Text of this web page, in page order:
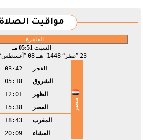
مواقيت الصلاة
السبت 05:51 مـ
23
صفر 1448 هـ 08 أغسطس
مصر
الفجر
03:42
الشروق
05:18
الظهر
12:01
العصر
15:38
المغرب
18:43
العشاء
20:09